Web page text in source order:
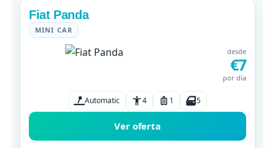
Fiat Panda
MINI CAR
desde
€7
por día
Automatic 4 1 5
Ver oferta